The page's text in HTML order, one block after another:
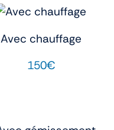
Avec chauffage
150€